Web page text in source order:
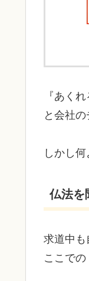
『あく
と会社
しかし
仏法を
求道中も
ここで